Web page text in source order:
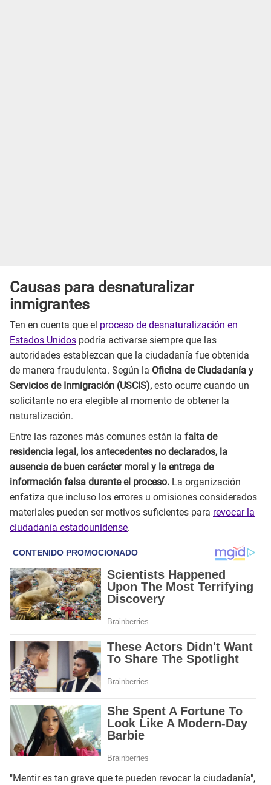
Causas para desnaturalizar
inmigrantes
Ten en cuenta que el proceso de desnaturalización en
Estados Unidos podría activarse siempre que las
autoridades establezcan que la ciudadanía fue obtenida
de manera fraudulenta. Según la Oficina de Ciudadanía y
Servicios de Inmigración (USCIS), esto ocurre cuando un
solicitante no era elegible al momento de obtener la
naturalización.
Entre las razones más comunes están la falta de
residencia legal, los antecedentes no declarados, la
ausencia de buen carácter moral y la entrega de
información falsa durante el proceso. La organización
enfatiza que incluso los errores u omisiones considerados
materiales pueden ser motivos suficientes para revocar la
ciudadanía estadounidense.
"Mentir es tan grave que te pueden revocar la ciudadanía",